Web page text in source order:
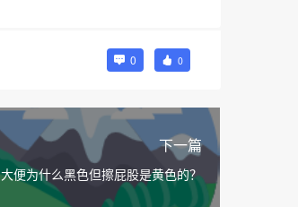
0 0
下一篇
大便为什么黑色但擦屁股是黄色的？